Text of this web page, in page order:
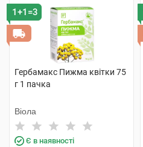
1+1=3
Гербамакс Пижма квітки 75
г 1 пачка
Віола
Є в наявності